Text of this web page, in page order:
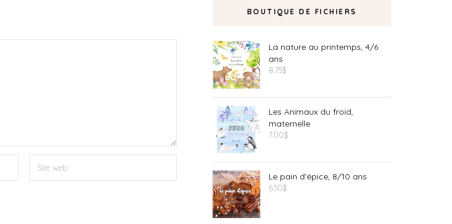
BOUTIQUE DE FICHIERS
La nature au printemps, 4/6
ans
8.75$
Les Animaux du froid,
maternelle
7.00$
Le pain d'épice, 8/10 ans
6.50$